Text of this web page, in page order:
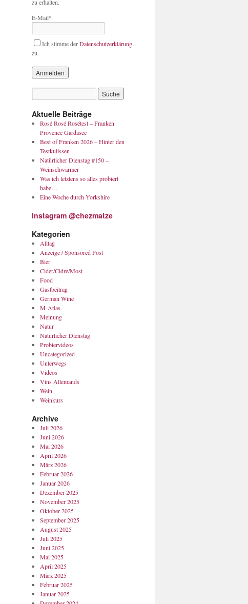
zu erhalten.
E-Mail*
Ich stimme derDatenschutzerklärung
zu.
Aktuelle Beiträge
Rosé Rosé Rosétest – Franken
Provence Gardasee
Best of Franken 2026 – Hinter den
Testkulissen
Natürlicher Dienstag #150 –
Weinschwärmer
Was ich letztens so alles probiert
habe…
Eine Woche durch Yorkshire
Instagram @chezmatze
Kategorien
Alltag
Anzeige / Sponsored Post
Bier
Cider/Cidre/Most
Food
Gastbeitrag
German Wine
M-Atlas
Meinung
Natur
Natürlicher Dienstag
Probiervideos
Uncategorized
Unterwegs
Videos
Vins Allemands
Wein
Weinkurs
Archive
Juli 2026
Juni 2026
Mai 2026
April 2026
März 2026
Februar 2026
Januar 2026
Dezember 2025
November 2025
Oktober 2025
September 2025
August 2025
Juli 2025
Juni 2025
Mai 2025
April 2025
März 2025
Februar 2025
Januar 2025